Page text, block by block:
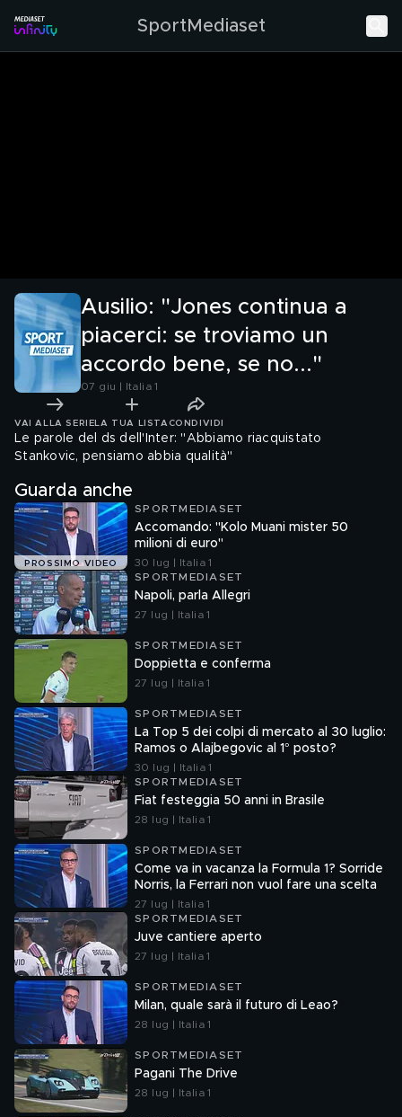
SportMediaset
Ausilio: "Jones continua a
piacerci: se troviamo un
accordo bene, se no..."
07 giu | Italia 1
VAI ALLA SERIE LA TUA LISTA CONDIVIDI
Le parole del ds dell'Inter: "Abbiamo riacquistato
Stankovic, pensiamo abbia qualità"
Guarda anche
PROSSIMO VIDEO
SPORTMEDIASET
Accomando: "Kolo Muani mister 50
milioni di euro"
30 lug | Italia 1
SPORTMEDIASET
Napoli, parla Allegri
27 lug | Italia 1
SPORTMEDIASET
Doppietta e conferma
27 lug | Italia 1
SPORTMEDIASET
La Top 5 dei colpi di mercato al 30 luglio:
Ramos o Alajbegovic al 1° posto?
30 lug | Italia 1
SPORTMEDIASET
Fiat festeggia 50 anni in Brasile
28 lug | Italia 1
SPORTMEDIASET
Come va in vacanza la Formula 1? Sorride
Norris, la Ferrari non vuol fare una scelta
27 lug | Italia 1
SPORTMEDIASET
Juve cantiere aperto
27 lug | Italia 1
SPORTMEDIASET
Milan, quale sarà il futuro di Leao?
28 lug | Italia 1
SPORTMEDIASET
Pagani The Drive
28 lug | Italia 1